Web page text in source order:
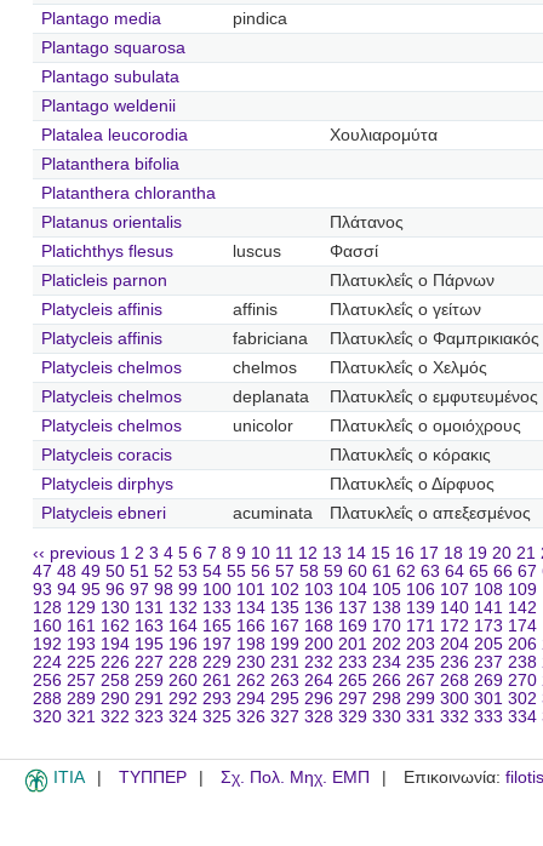
Plantago media
pindica
Plantago squarosa
Plantago subulata
Plantago weldenii
Platalea leucorodia
Χουλιαρομύτα
Platanthera bifolia
Platanthera chlorantha
Platanus orientalis
Πλάτανος
Platichthys flesus
luscus
Φασσί
Platicleis parnon
Πλατυκλεΐς ο Πάρνων
Platycleis affinis
affinis
Πλατυκλεΐς ο γείτων
Platycleis affinis
fabriciana
Πλατυκλεΐς ο Φαμπρικιακός
Platycleis chelmos
chelmos
Πλατυκλεΐς ο Χελμός
Platycleis chelmos
deplanata
Πλατυκλεΐς ο εμφυτευμένος
Platycleis chelmos
unicolor
Πλατυκλεΐς ο ομοιόχρους
Platycleis coracis
Πλατυκλεΐς ο κόρακις
Platycleis dirphys
Πλατυκλεΐς ο Δίρφυος
Platycleis ebneri
acuminata Πλατυκλεΐς ο απεξεσμένος
‹‹ previous 1 2 3 4 5 6 7 8 9 10 11 12 13 14 15 16 17 18 19 20 21
47 48 49 50 51 52 53 54 55 56 57 58 59 60 61 62 63 64 65 66 67
93 94 95 96 97 98 99 100 101 102 103 104 105 106 107 108 109
128 129 130 131 132 133 134 135 136 137 138 139 140 141 142
160 161 162 163 164 165 166 167 168 169 170 171 172 173 174
192 193 194 195 196 197 198 199 200 201 202 203 204 205 206
224 225 226 227 228 229 230 231 232 233 234 235 236 237 238
256 257 258 259 260 261 262 263 264 265 266 267 268 269 270
288 289 290 291 292 293 294 295 296 297 298 299 300 301 302
320 321 322 323 324 325 326 327 328 329 330 331 332 333 334
ITIA ΤΥΠΠΕΡ Σχ. Πολ. Μηχ. ΕΜΠ Επικοινωνία: